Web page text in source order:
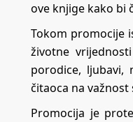
ove knjige kako bi
Tokom promocije
životne
porodice, ljubavi,
čitaoca na
Promocija je